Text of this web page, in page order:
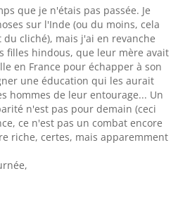
que je n'étais pas passée. Je
sur l'Inde (ou du moins, cela
cliché), mais j'ai en revanche
filles hindous, que leur mère avait
en France pour échapper à son
une éducation qui les aurait
hommes de leur entourage... Un
n'est pas pour demain (ceci
ce n'est pas un combat encore
riche, certes, mais apparemment